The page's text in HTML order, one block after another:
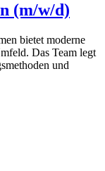
(m/w/d)
bietet moderne
Das Team legt
und